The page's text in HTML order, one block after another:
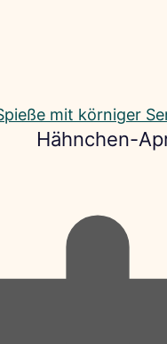
Hähnchen-